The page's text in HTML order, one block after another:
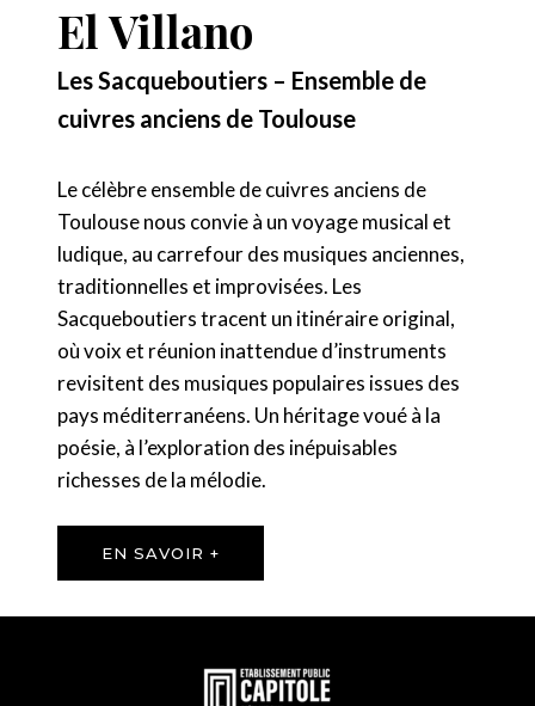
El Villano
Les Sacqueboutiers – Ensemble de
cuivres anciens de Toulouse
Le célèbre ensemble de cuivres anciens de
Toulouse nous convie à un voyage musical et
ludique, au carrefour des musiques anciennes,
traditionnelles et improvisées. Les
Sacqueboutiers tracent un itinéraire original,
où voix et réunion inattendue d’instruments
revisitent des musiques populaires issues des
pays méditerranéens. Un héritage voué à la
poésie, à l’exploration des inépuisables
richesses de la mélodie.
EN SAVOIR +
En